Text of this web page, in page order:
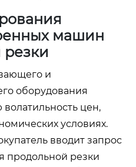
машин
и
оборудования
цен,
условиях.
вводит запрос
продольной резки